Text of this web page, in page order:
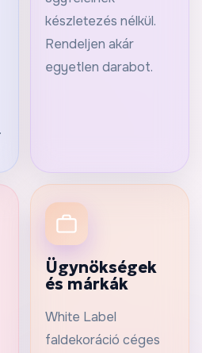
készletezés nélkül.
Rendeljen akár
egyetlen darabot.
Ügynökségek
és márkák
White Label
faldekoráció céges